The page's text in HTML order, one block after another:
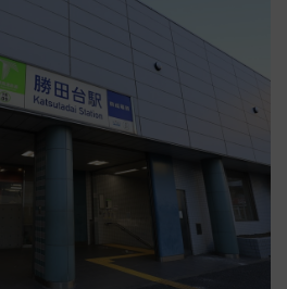
を食べ比べ【7月25日・26日開